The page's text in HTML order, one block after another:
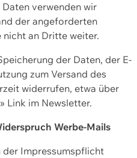
verwenden wir
der angeforderten
an Dritte weiter.
der Daten, der E-
zum Versand des
widerrufen, etwa über
Link im Newsletter.
Werbe-Mails
der Impressumspflicht